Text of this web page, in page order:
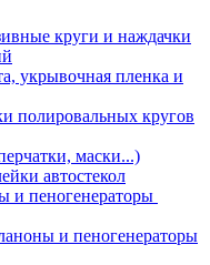
круги и наждачки
укрывочная пленка и
полировальных кругов
маски...)
автостекол
и пеногенераторы
и пеногенераторы